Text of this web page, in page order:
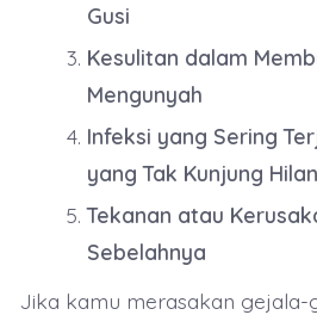
Gusi
Kesulitan dalam
Mengunyah
Infeksi yang Sering
yang Tak Kunjung
Tekanan atau
Sebelahnya
Jika kamu merasakan gejala-